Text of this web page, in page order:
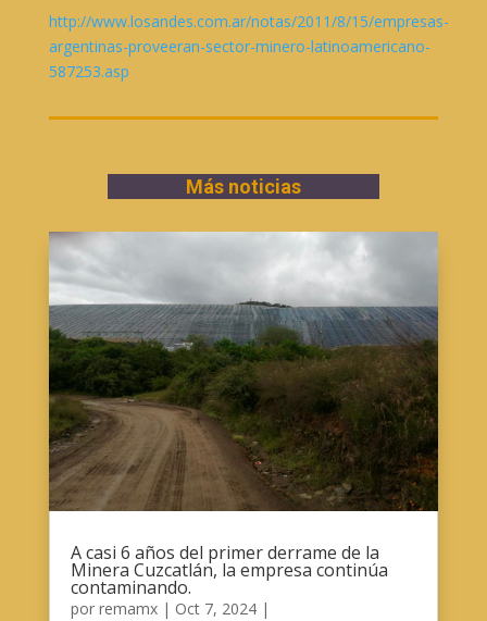
http://www.losandes.com.ar/notas/2011/8/15/empresas-
argentinas-proveeran-sector-minero-latinoamericano-
587253.asp
Más noticias
A casi 6 años del primer derrame de la
Minera Cuzcatlán, la empresa continúa
contaminando.
por remamx| Oct 7, 2024|